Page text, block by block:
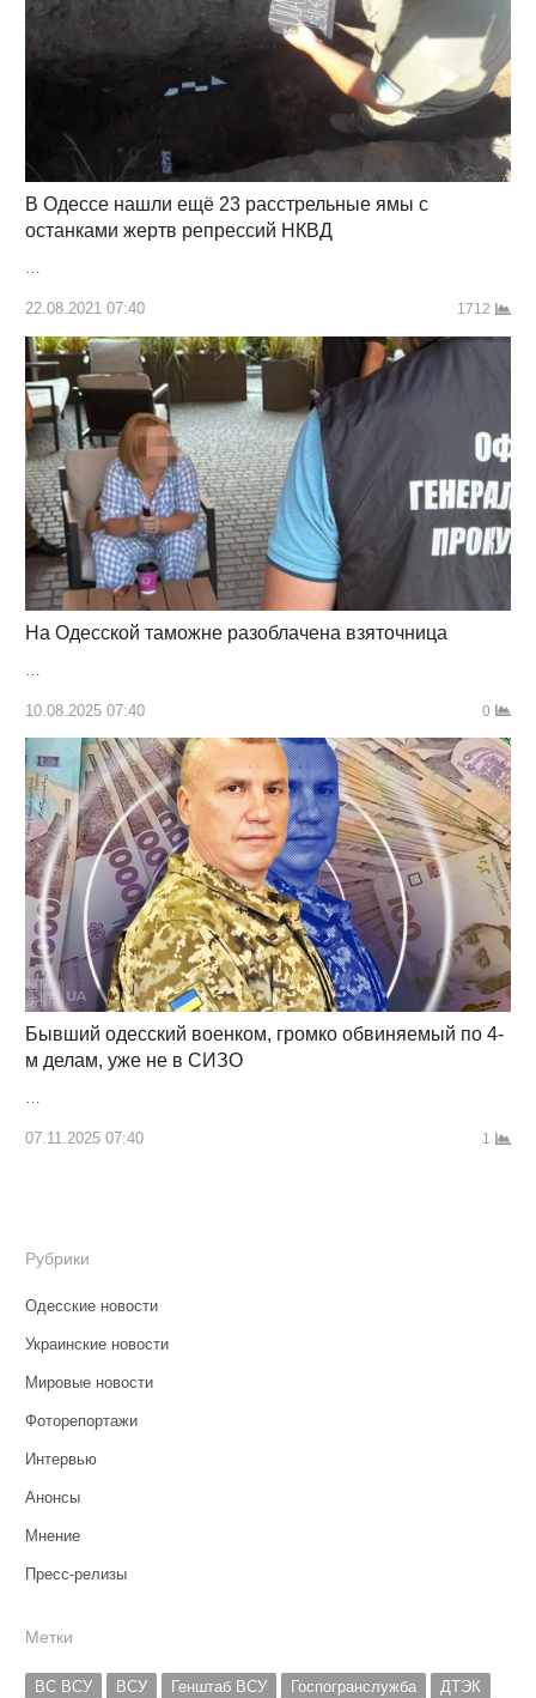
В Одессе нашли ещё 23 расстрельные ямы с
останками жертв репрессий НКВД
…
22.08.2021 07:40 1712
На Одесской таможне разоблачена взяточница
10.08.2025 07:40 0
Бывший одесский военком, громко обвиняемый по 4-
м делам, уже не в СИЗО
07.11.2025 07:40 1
Рубрики
Одесские новости
Украинские новости
Мировые новости
Фоторепортажи
Интервью
Анонсы
Мнение
Пресс-релизы
Метки
ВС ВСУ ВСУ Генштаб ВСУ Госпогранслужба
ДТЭК